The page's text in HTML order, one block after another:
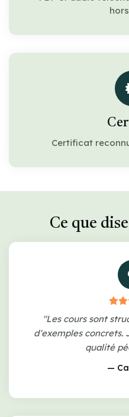
Certificat
Ce que
"Les cours sont
d'exemples concrets.
qualité
—